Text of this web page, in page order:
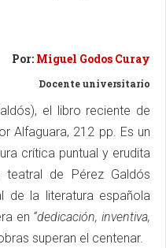
Por: Miguel Godos Curay
Docente universitario
el libro reciente de
Alfaguara, 212 pp. Es un
crítica puntual y erudita
de Pérez Galdós
de la literatura española
en “dedicación, inventiva,
superan el centenar.